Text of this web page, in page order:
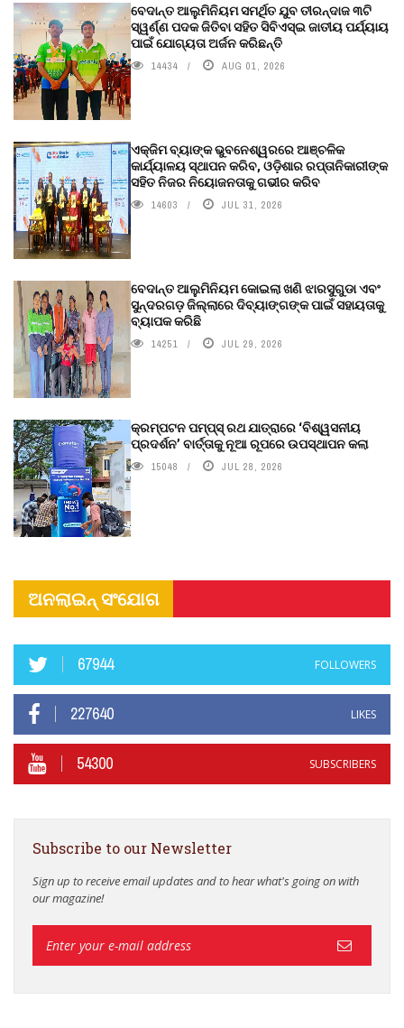
ବେଦାନ୍ତ ଆଲୁମିନିୟମ ସମର୍ଥିତ ଯୁବ ତୀରନ୍ଦାଜ ୩ଟି
ସ୍ୱର୍ଣ୍ଣ ପଦକ ଜିତିବା ସହିତ ସିବିଏସ୍ଇ ଜାତୀୟ ପର୍ଯ୍ୟାୟ
ପାଇଁ ଯୋଗ୍ୟତା ଅର୍ଜନ କରିଛନ୍ତି
14434 AUG 01, 2026
ଏକ୍ଜିମ ବ୍ୟାଙ୍କ ଭୁବନେଶ୍ୱରରେ ଆଞ୍ଚଳିକ
କାର୍ଯ୍ୟାଳୟ ସ୍ଥାପନ କରିବ, ଓଡ଼ିଶାର ରପ୍ତାନିକାରୀଙ୍କ
ସହିତ ନିଜର ନିୟୋଜନତାକୁ ଗଭୀର କରିବ
14603 JUL 31, 2026
ବେଦାନ୍ତ ଆଲୁମିନିୟମ କୋଇଲା ଖଣି ଝାରସୁଗୁଡା ଏବଂ
ସୁନ୍ଦରଗଡ଼ ଜିଲ୍ଲାରେ ଦିବ୍ୟାଙ୍ଗଙ୍କ ପାଇଁ ସହାୟତାକୁ
ବ୍ୟାପକ କରିଛି
14251 JUL 29, 2026
କ୍ରମ୍ପଟନ ପମ୍ପ୍‌ସ୍‌ ରଥ ଯାତ୍ରାରେ ‘ବିଶ୍ୱସନୀୟ
ପ୍ରଦର୍ଶନ’ ବାର୍ତ୍ତାକୁ ନୂଆ ରୂପରେ ଉପସ୍ଥାପନ କଲା
15048 JUL 28, 2026
ଅନଲାଇନ୍ ସଂଯୋଗ
67944 FOLLOWERS
227640 LIKES
54300 SUBSCRIBERS
Subscribe to our Newsletter
Sign up to receive email updates and to hear what's going on with
our magazine!